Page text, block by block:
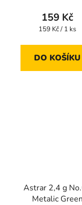
159 Kč
Měrná
159 Kč / 1 ks
DO KOŠÍKU
Astrar 2,4 g
Metalic Green